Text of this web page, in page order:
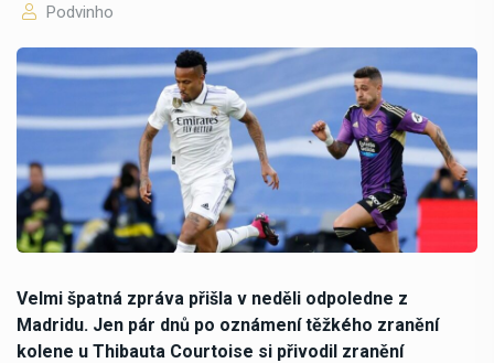
Podvinho
Velmi špatná zpráva přišla v neděli odpoledne z
Madridu. Jen pár dnů po oznámení těžkého zranění
kolene u Thibauta Courtoise si přivodil zranění